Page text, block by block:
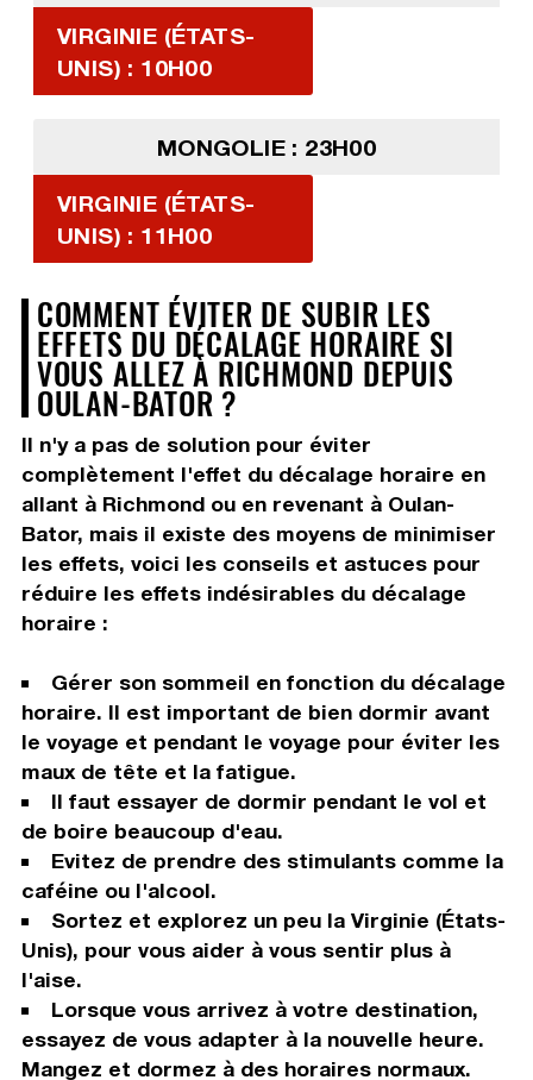
VIRGINIE (ÉTATS-
UNIS) : 10H00
MONGOLIE : 23H00
VIRGINIE (ÉTATS-
UNIS) : 11H00
COMMENT ÉVITER DE SUBIR LES
EFFETS DU DÉCALAGE HORAIRE SI
VOUS ALLEZ À RICHMOND DEPUIS
OULAN-BATOR ?
Il n'y a pas de solution pour éviter
complètement l'effet du décalage horaire en
allant à Richmond ou en revenant à Oulan-
Bator, mais il existe des moyens de minimiser
les effets, voici les conseils et astuces pour
réduire les effets indésirables du décalage
horaire :
Gérer son sommeil en fonction du décalage
horaire. Il est important de bien dormir avant
le voyage et pendant le voyage pour éviter les
maux de tête et la fatigue.
Il faut essayer de dormir pendant le vol et
de boire beaucoup d'eau.
Evitez de prendre des stimulants comme la
caféine ou l'alcool.
Sortez et explorez un peu la Virginie (États-
Unis), pour vous aider à vous sentir plus à
l'aise.
Lorsque vous arrivez à votre destination,
essayez de vous adapter à la nouvelle heure.
Mangez et dormez à des horaires normaux.